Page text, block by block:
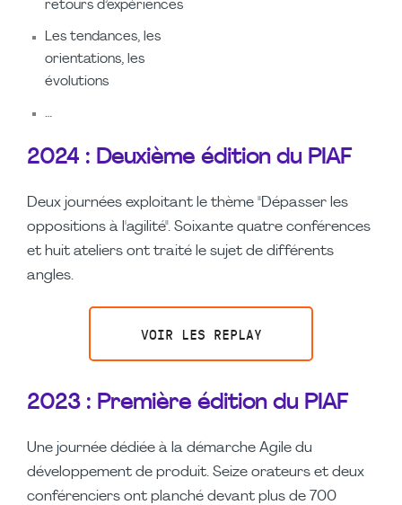
retours d’expériences
Les tendances, les
orientations, les
évolutions
…
2024 : Deuxième édition du PIAF
Deux journées exploitant le thème "Dépasser les
oppositions à l'agilité". Soixante quatre conférences
et huit ateliers ont traité le sujet de différents
angles.
VOIR LES REPLAY
2023 : Première édition du PIAF
Une journée dédiée à la démarche Agile du
développement de produit. Seize orateurs et deux
conférenciers ont planché devant plus de 700